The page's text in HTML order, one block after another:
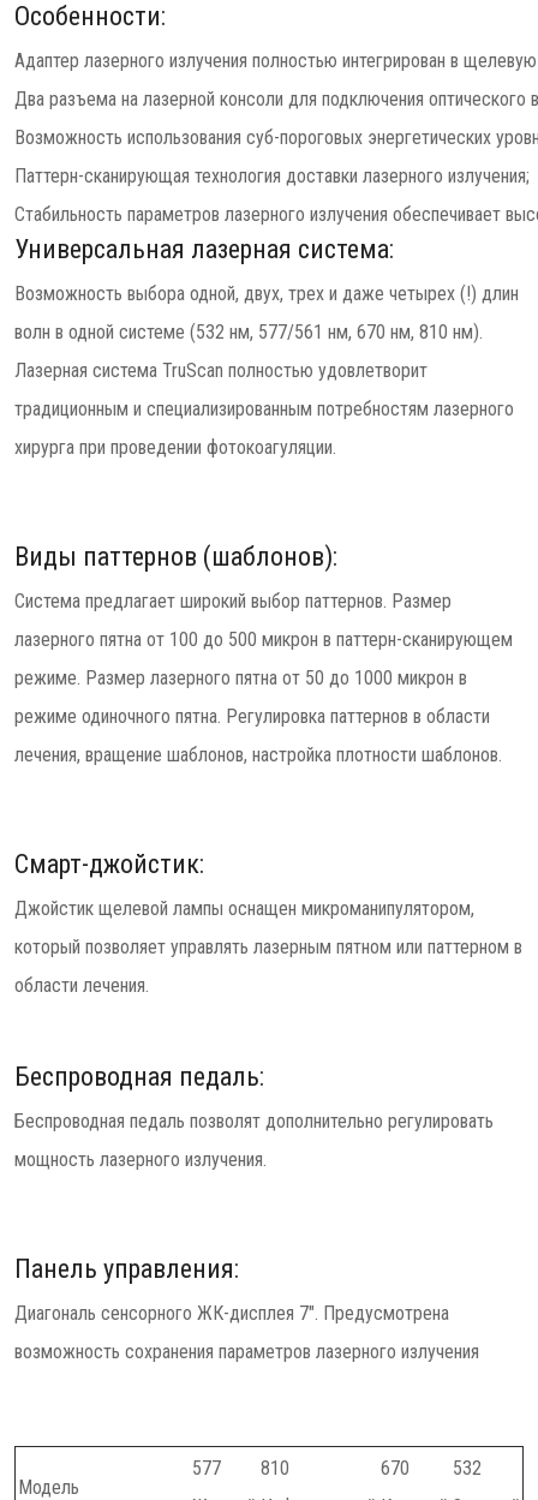
Особенности:
Адаптер лазерного излучения полностью интегрирован в
Два разъема на лазерной консоли для подключения оптического
Возможность использования суб-пороговых энергетических
Паттерн-сканирующая технология доставки лазерного излучения;
Стабильность параметров лазерного излучения обеспечивает
Универсальная лазерная система:
Возможность выбора одной, двух, трех и даже четырех (!) длин
волн в одной системе (532 нм, 577/561 нм, 670 нм, 810 нм).
Лазерная система TruScan полностью удовлетворит
традиционным и специализированным потребностям лазерного
хирурга при проведении фотокоагуляции.
Виды паттернов (шаблонов):
Система предлагает широкий выбор паттернов. Размер
лазерного пятна от 100 до 500 микрон в паттерн-сканирующем
режиме. Размер лазерного пятна от 50 до 1000 микрон в
режиме одиночного пятна. Регулировка паттернов в области
лечения, вращение шаблонов, настройка плотности шаблонов.
Смарт-джойстик:
Джойстик щелевой лампы оснащен микроманипулятором,
который позволяет управлять лазерным пятном или паттерном в
области лечения.
Беспроводная педаль:
Беспроводная педаль позволят дополнительно регулировать
мощность лазерного излучения.
Панель управления:
Диагональ сенсорного ЖК-дисплея 7". Предусмотрена
возможность сохранения параметров лазерного излучения
Модель
577
810
670
532